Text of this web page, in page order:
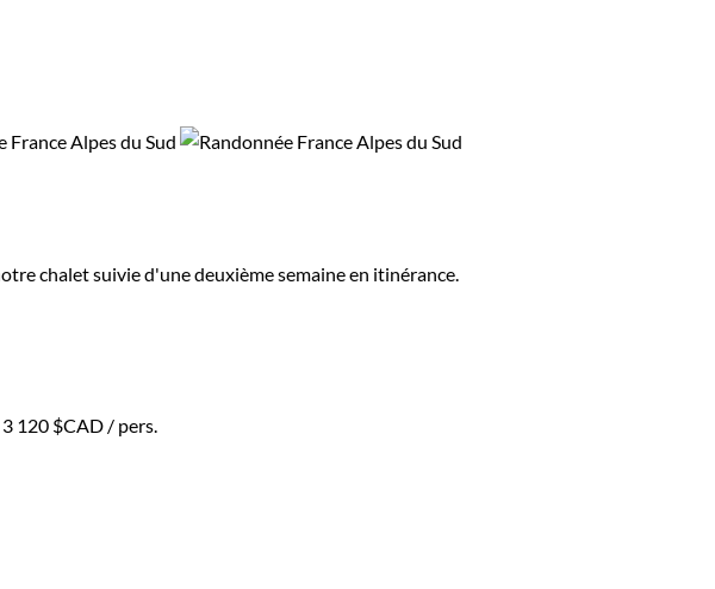
chalet suivie d'une deuxième semaine en itinérance.
3 120 $CAD / pers.